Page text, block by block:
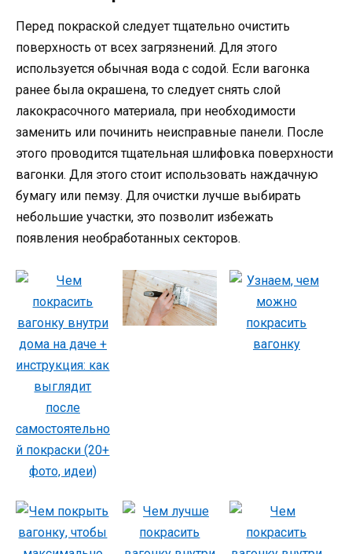
Перед покраской следует тщательно очистить
поверхность от всех загрязнений. Для этого
используется обычная вода с содой. Если вагонка
ранее была окрашена, то следует снять слой
лакокрасочного материала, при необходимости
заменить или починить неисправные панели. После
этого проводится тщательная шлифовка поверхности
вагонки. Для этого стоит использовать наждачную
бумагу или пемзу. Для очистки лучше выбирать
небольшие участки, это позволит избежать
появления необработанных секторов.